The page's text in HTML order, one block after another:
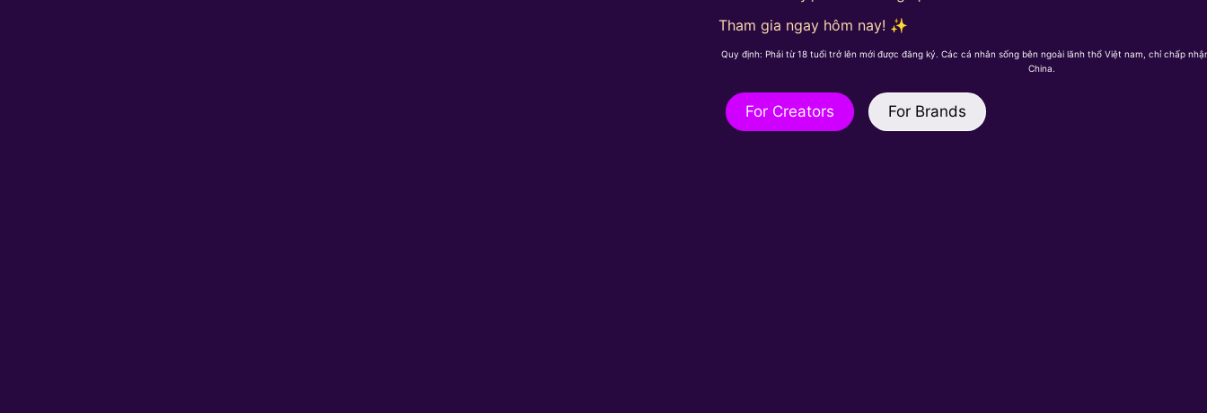
Tham gia ngay hôm nay! ✨
Quy định: Phải từ 18 tuổi trở lên mới được đăng ký. Các cá nhân sống bên ngoài lãnh thổ Việt nam, chỉ chấp
China.
For Creators For Brands